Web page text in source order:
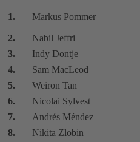
1. Markus Pommer
2. Nabil Jeffri
3.
Indy Dontje
4.
Sam MacLeod
5.
Weiron Tan
6.
Nicolai Sylvest
7.
Andrés Méndez
8.
Nikita Zlobin